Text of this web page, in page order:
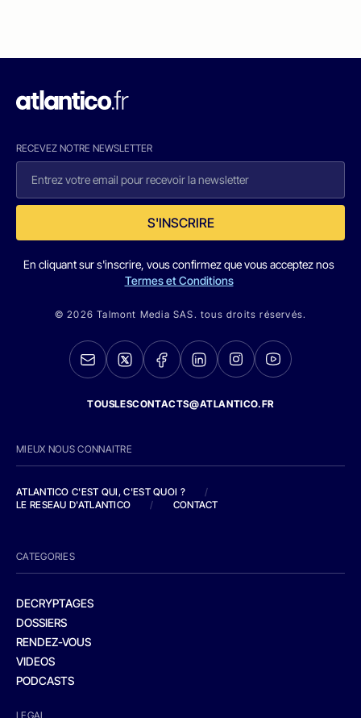
RECEVEZ NOTRE NEWSLETTER
S'INSCRIRE
En cliquant sur s'inscrire, vous confirmez que vous acceptez nos
Termes et Conditions
© 2026 Talmont Media SAS. tous droits réservés.
TOUSLESCONTACTS@ATLANTICO.FR
MIEUX NOUS CONNAITRE
ATLANTICO C'EST QUI, C'EST QUOI ?
/
LE RESEAU D'ATLANTICO
/ CONTACT
CATEGORIES
DECRYPTAGES
DOSSIERS
RENDEZ-VOUS
VIDEOS
PODCASTS
LEGAL